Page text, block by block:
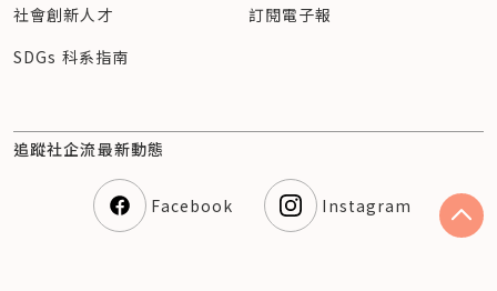
社會創新人才
SDGs 科系指南
訂閱電子報
追蹤社企流最新動態
Facebook Instagram